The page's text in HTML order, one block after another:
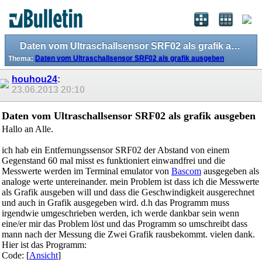
Daten vom Ultraschallsensor SRF02 als grafik ausgeben
Thema: Daten vom Ultraschallsensor SRF02 als grafik ausgeben
houhou24:
23.06.2013 20:10
Daten vom Ultraschallsensor SRF02 als grafik ausgeben
Hallo an Alle.
ich hab ein Entfernungssensor SRF02 der Abstand von einem
Gegenstand 60 mal misst es funktioniert einwandfrei und die
Messwerte werden im Terminal emulator von Bascom ausgegeben als
analoge werte untereinander. mein Problem ist dass ich die Messwerte
als Grafik ausgeben will und dass die Geschwindigkeit ausgerechnet
und auch in Grafik ausgegeben wird. d.h das Programm muss
irgendwie umgeschrieben werden, ich werde dankbar sein wenn
eine/er mir das Problem löst und das Programm so umschreibt dass
mann nach der Messung die Zwei Grafik rausbekommt. vielen dank.
Hier ist das Programm:
Code: [Ansicht]